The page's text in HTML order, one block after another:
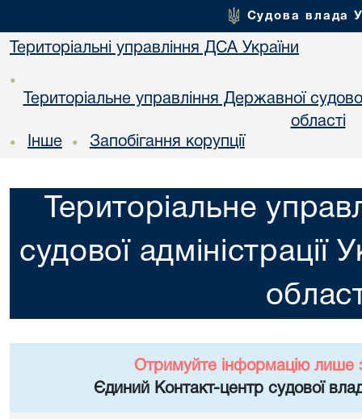
Судова влада
Територіальні управління ДСА України
•
Територіальне управління Державної
областi
• Інше • Запобігання корупції
Територіальне
судової адміністрації
Отримуйте інформацію лише
Єдиний Контакт-центр судової